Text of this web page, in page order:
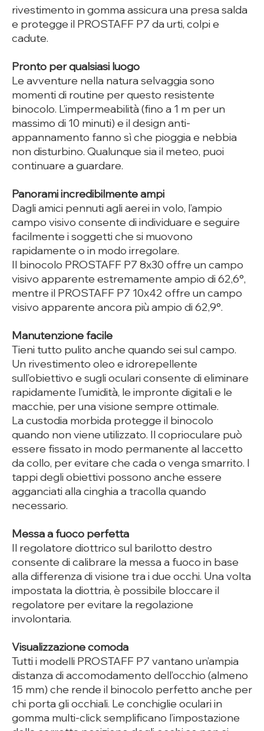
rivestimento in gomma assicura una presa salda
e protegge il PROSTAFF P7 da urti, colpi e
cadute.
Pronto per qualsiasi luogo
Le avventure nella natura selvaggia sono
momenti di routine per questo resistente
binocolo. L’impermeabilità (fino a 1 m per un
massimo di 10 minuti) e il design anti-
appannamento fanno sì che pioggia e nebbia
non disturbino. Qualunque sia il meteo, puoi
continuare a guardare.
Panorami incredibilmente ampi
Dagli amici pennuti agli aerei in volo, l’ampio
campo visivo consente di individuare e seguire
facilmente i soggetti che si muovono
rapidamente o in modo irregolare.
Il binocolo PROSTAFF P7 8x30 offre un campo
visivo apparente estremamente ampio di 62,6°,
mentre il PROSTAFF P7 10x42 offre un campo
visivo apparente ancora più ampio di 62,9°.
Manutenzione facile
Tieni tutto pulito anche quando sei sul campo.
Un rivestimento oleo e idrorepellente
sull’obiettivo e sugli oculari consente di eliminare
rapidamente l’umidità, le impronte digitali e le
macchie, per una visione sempre ottimale.
La custodia morbida protegge il binocolo
quando non viene utilizzato. Il coprioculare può
essere fissato in modo permanente al laccetto
da collo, per evitare che cada o venga smarrito. I
tappi degli obiettivi possono anche essere
agganciati alla cinghia a tracolla quando
necessario.
Messa a fuoco perfetta
Il regolatore diottrico sul barilotto destro
consente di calibrare la messa a fuoco in base
alla differenza di visione tra i due occhi. Una volta
impostata la diottria, è possibile bloccare il
regolatore per evitare la regolazione
involontaria.
Visualizzazione comoda
Tutti i modelli PROSTAFF P7 vantano un’ampia
distanza di accomodamento dell’occhio (almeno
15 mm) che rende il binocolo perfetto anche per
chi porta gli occhiali. Le conchiglie oculari in
gomma multi-click semplificano l’impostazione